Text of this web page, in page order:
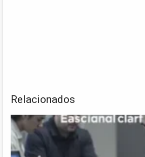
Relacionados